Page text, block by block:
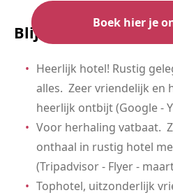
Boek hier je
Blije gasten doen
Heerlijk hotel! Rustig
alles. Zeer vriendelijk en
heerlijk ontbijt (Google -
Voor herhaling vatbaat.
onthaal in rustig hotel
(Tripadvisor - Flyer -
Tophotel, uitzonderlijk